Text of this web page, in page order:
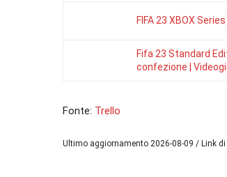
FIFA 23 XBOX
Fifa 23 Standard
confezione |
Fonte: Trello
Ultimo aggiornamento 2026-08-09 / Link